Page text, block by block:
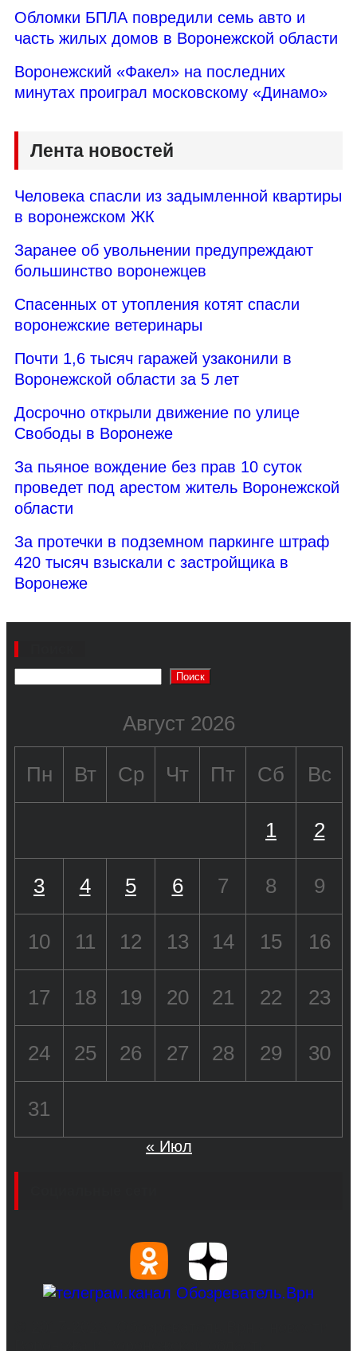
Обломки БПЛА повредили семь авто и
часть жилых домов в Воронежской области
Воронежский «Факел» на последних
минутах проиграл московскому «Динамо»
Лента новостей
Человека спасли из задымленной квартиры
в воронежском ЖК
Заранее об увольнении предупреждают
большинство воронежцев
Спасенных от утопления котят спасли
воронежские ветеринары
Почти 1,6 тысяч гаражей узаконили в
Воронежской области за 5 лет
Досрочно открыли движение по улице
Свободы в Воронеже
За пьяное вождение без прав 10 суток
проведет под арестом житель Воронежской
области
За протечки в подземном паркинге штраф
420 тысяч взыскали с застройщика в
Воронеже
Поиск
Август 2026
Пн Вт Ср Чт Пт Сб Вс
1 2
3 4 5 6 7 8 9
10 11 12 13 14 15 16
17 18 19 20 21 22 23
24 25 26 27 28 29 30
31
« Июл